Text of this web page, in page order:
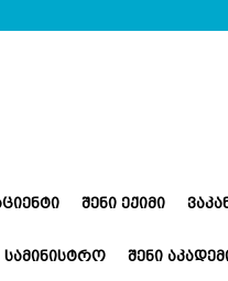
ᲨᲔᲜᲘ ᲔᲥᲘᲛᲘ
ᲡᲐᲛᲘᲜᲘᲡᲢᲠᲝ ᲨᲔᲜᲘ